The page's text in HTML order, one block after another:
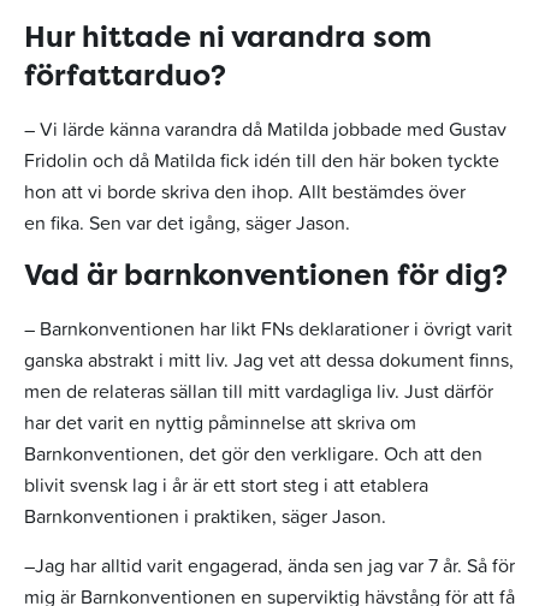
Hur hittade ni varandra som
författarduo?
– Vi lärde känna varandra då Matilda jobbade med Gustav
Fridolin och då Matilda fick idén till den här boken tyckte
hon att vi borde skriva den ihop. Allt bestämdes över
en fika. Sen var det igång, säger Jason.
Vad är barnkonventionen för dig?
– Barnkonventionen har likt FNs deklarationer i övrigt varit
ganska abstrakt i mitt liv. Jag vet att dessa dokument finns,
men de relateras sällan till mitt vardagliga liv. Just därför
har det varit en nyttig påminnelse att skriva om
Barnkonventionen, det gör den verkligare. Och att den
blivit svensk lag i år är ett stort steg i att etablera
Barnkonventionen i praktiken, säger Jason.
–Jag har alltid varit engagerad, ända sen jag var 7 år. Så för
mig är Barnkonventionen en superviktig hävstång för att få